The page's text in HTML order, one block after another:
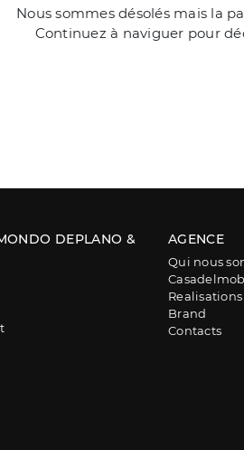
Nous sommes désolés mais la
Continuez à naviguer pour
DEPLANO &
AGENCE
Qui nous
Realisations
Brand
Contacts